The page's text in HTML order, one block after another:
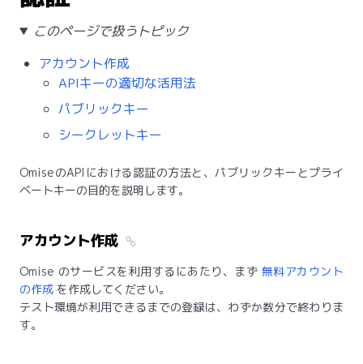
このページで扱うトピック
アカウント作成
APIキーの適切な活用法
パブリックキー
シークレットキー
OmiseのAPIにおける認証の方法と、パブリックキーとプライ
ベートキーの目的を説明します。
アカウント作成
Omise のサービスを利用するにあたり、まず 無料アカウント
の作成 を作成してください。
テスト環境が利用できるまでの登録は、わずか数分で終わりま
す。